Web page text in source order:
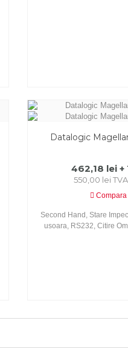
Datalogic
462,18 lei +
550,00 lei TVA
Compara
Second Hand, Stare
usoara, RS232, Citire